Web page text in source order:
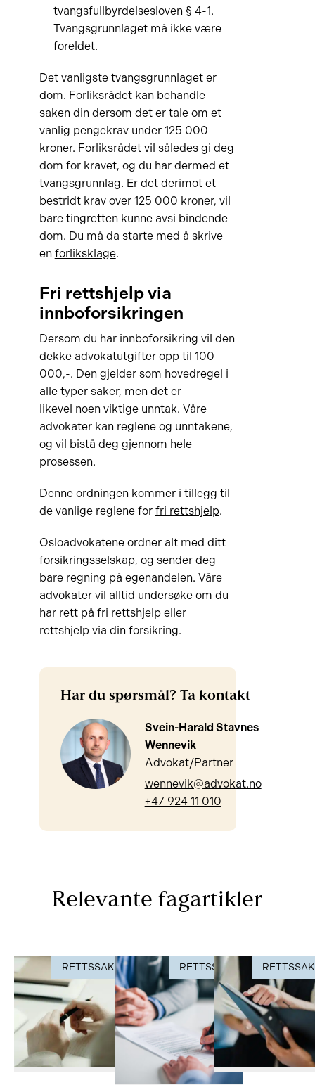
tvangsfullbyrdelsesloven § 4-1.
Tvangsgrunnlaget må ikke være
foreldet.
Det vanligste tvangsgrunnlaget er
dom. Forliksrådet kan behandle
saken din dersom det er tale om et
vanlig pengekrav under 125 000
kroner. Forliksrådet vil således gi deg
dom for kravet, og du har dermed et
tvangsgrunnlag. Er det derimot et
bestridt krav over 125 000 kroner, vil
bare tingretten kunne avsi bindende
dom. Du må da starte med å skrive
en forliksklage.
Fri rettshjelp via
innboforsikringen
Dersom du har innboforsikring vil den
dekke advokatutgifter opp til 100
000,-. Den gjelder som hovedregel i
alle typer saker, men det er
likevel noen viktige unntak. Våre
advokater kan reglene og unntakene,
og vil bistå deg gjennom hele
prosessen.
Denne ordningen kommer i tillegg til
de vanlige reglene for fri rettshjelp.
Osloadvokatene ordner alt med ditt
forsikringsselskap, og sender deg
bare regning på egenandelen. Våre
advokater vil alltid undersøke om du
har rett på fri rettshjelp eller
rettshjelp via din forsikring.
Har du spørsmål? Ta kontakt
Svein-Harald Stavnes
Wennevik
Advokat/Partner
wennevik@advokat.no
+47 924 11 010
Relevante fagartikler
RETTSSAK RETTSSAK RETTSSAK